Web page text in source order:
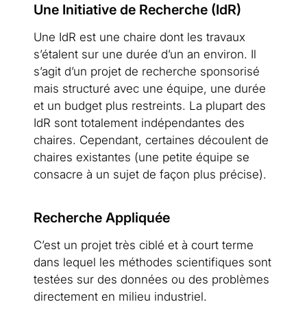
Une Initiative de Recherche (IdR)
Une IdR est une chaire dont les travaux
s’étalent sur une durée d’un an environ. Il
s’agit d’un projet de recherche sponsorisé
mais structuré avec une équipe, une durée
et un budget plus restreints. La plupart des
IdR sont totalement indépendantes des
chaires. Cependant, certaines découlent de
chaires existantes (une petite équipe se
consacre à un sujet de façon plus précise).
Recherche Appliquée
C’est un projet très ciblé et à court terme
dans lequel les méthodes scientifiques sont
testées sur des données ou des problèmes
directement en milieu industriel.